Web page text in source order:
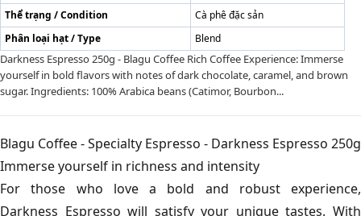
Thể trạng / Condition
Cà phê đặc sản
Phân loại hạt / Type
Blend
Darkness Espresso 250g - Blagu Coffee Rich Coffee Experience: Immerse
yourself in bold flavors with notes of dark chocolate, caramel, and brown
sugar. Ingredients: 100% Arabica beans (Catimor, Bourbon...
Blagu Coffee - Specialty Espresso - Darkness Espresso 250g
Immerse yourself in richness and intensity
For those who love a bold and robust experience,
Darkness Espresso will satisfy your unique tastes. With